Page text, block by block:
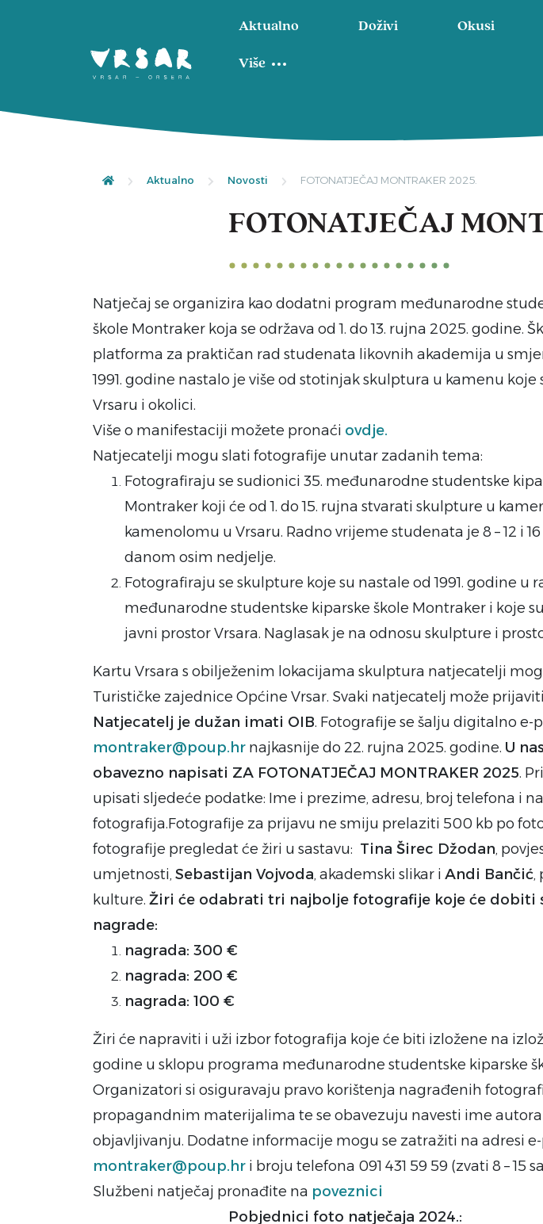
Aktualno Doživi Okusi
Više
Aktualno Novosti FOTONATJEČAJ MONTRAKER 2025.
FOTONATJEČAJ
Natječaj se organizira kao dodatni program međunarodne
škole Montraker koja se održava od 1. do 13. rujna 2025. godine.
platforma za praktičan rad studenata likovnih akademija u
1991. godine nastalo je više od stotinjak skulptura u kamenu koje
Vrsaru i okolici.
Više o manifestaciji možete pronaći ovdje.
Natjecatelji mogu slati fotografije unutar zadanih tema:
Fotografiraju se sudionici 35. međunarodne studentske
Montraker koji će od 1. do 15. rujna stvarati skulpture u
kamenolomu u Vrsaru. Radno vrijeme studenata je 8 – 12 i 16
danom osim nedjelje.
Fotografiraju se skulpture koje su nastale od 1991. godine u
međunarodne studentske kiparske škole Montraker i koje
javni prostor Vrsara. Naglasak je na odnosu skulpture i
Kartu Vrsara s obilježenim lokacijama skulptura natjecatelji
Turističke zajednice Općine Vrsar. Svaki natjecatelj može
Natjecatelj je dužan imati OIB. Fotografije se šalju digitalno e-
montraker@poup.hr najkasnije do 22. rujna 2025. godine. U
obavezno napisati ZA FOTONATJEČAJ MONTRAKER 2025.
upisati sljedeće podatke: Ime i prezime, adresu, broj telefona i
fotografija.Fotografije za prijavu ne smiju prelaziti 500 kb po
fotografije pregledat će žiri u sastavu: Tina Širec Džodan,
umjetnosti, Sebastijan Vojvoda, akademski slikar i Andi Bančić,
kulture. Žiri će odabrati tri najbolje fotografije koje će dobiti
nagrade:
nagrada: 300 €
nagrada: 200 €
nagrada: 100 €
Žiri će napraviti i uži izbor fotografija koje će biti izložene na
godine u sklopu programa međunarodne studentske kiparske
Organizatori si osiguravaju pravo korištenja nagrađenih
propagandnim materijalima te se obavezuju navesti ime
objavljivanju. Dodatne informacije mogu se zatražiti na adresi
montraker@poup.hr i broju telefona 091 431 59 59 (zvati 8 – 15
Službeni natječaj pronađite na poveznici
Pobjednici foto natječaja 2024.: